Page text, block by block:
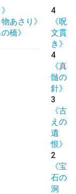
あさり》
橋》
4
《呪
文貫
き》
4
《真
髄の
針》
3
《古
えの
遺
恨》
2
《宝
石の
洞